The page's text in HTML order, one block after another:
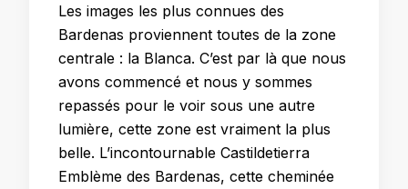
Les images les plus connues des
Bardenas proviennent toutes de la zone
centrale : la Blanca. C’est par là que nous
avons commencé et nous y sommes
repassés pour le voir sous une autre
lumière, cette zone est vraiment la plus
belle. L’incontournable Castildetierra
Emblème des Bardenas, cette cheminée